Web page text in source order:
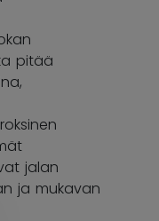
pitää
jalan
ja mukavan